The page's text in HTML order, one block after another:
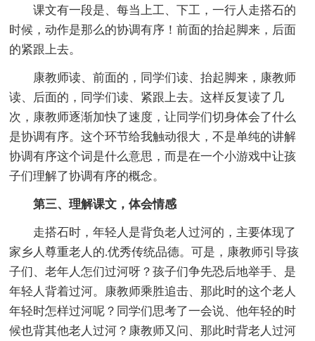
课文有一段是、每当上工、下工，一行人走搭石的
时候，动作是那么的协调有序！前面的抬起脚来，后面
的紧跟上去。
康教师读、前面的，同学们读、抬起脚来，康教师
读、后面的，同学们读、紧跟上去。这样反复读了几
次，康教师逐渐加快了速度，让同学们切身体会了什么
是协调有序。这个环节给我触动很大，不是单纯的讲解
协调有序这个词是什么意思，而是在一个小游戏中让孩
子们理解了协调有序的概念。
第三、理解课文，体会情感
走搭石时，年轻人是背负老人过河的，主要体现了
家乡人尊重老人的.优秀传统品德。可是，康教师引导孩
子们、老年人怎们过河呀？孩子们争先恐后地举手、是
年轻人背着过河。康教师乘胜追击、那此时的这个老人
年轻时怎样过河呢？同学们思考了一会说、他年轻的时
候也背其他老人过河？康教师又问、那此时背老人过河